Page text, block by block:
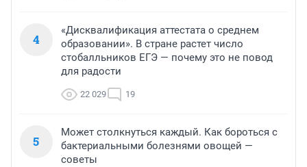
4
«Дисквалификация аттестата о среднем
образовании». В стране растет число
стобалльников ЕГЭ — почему это не повод
для радости
22 029 19
5
Может столкнуться каждый. Как бороться с
бактериальными болезнями овощей —
советы